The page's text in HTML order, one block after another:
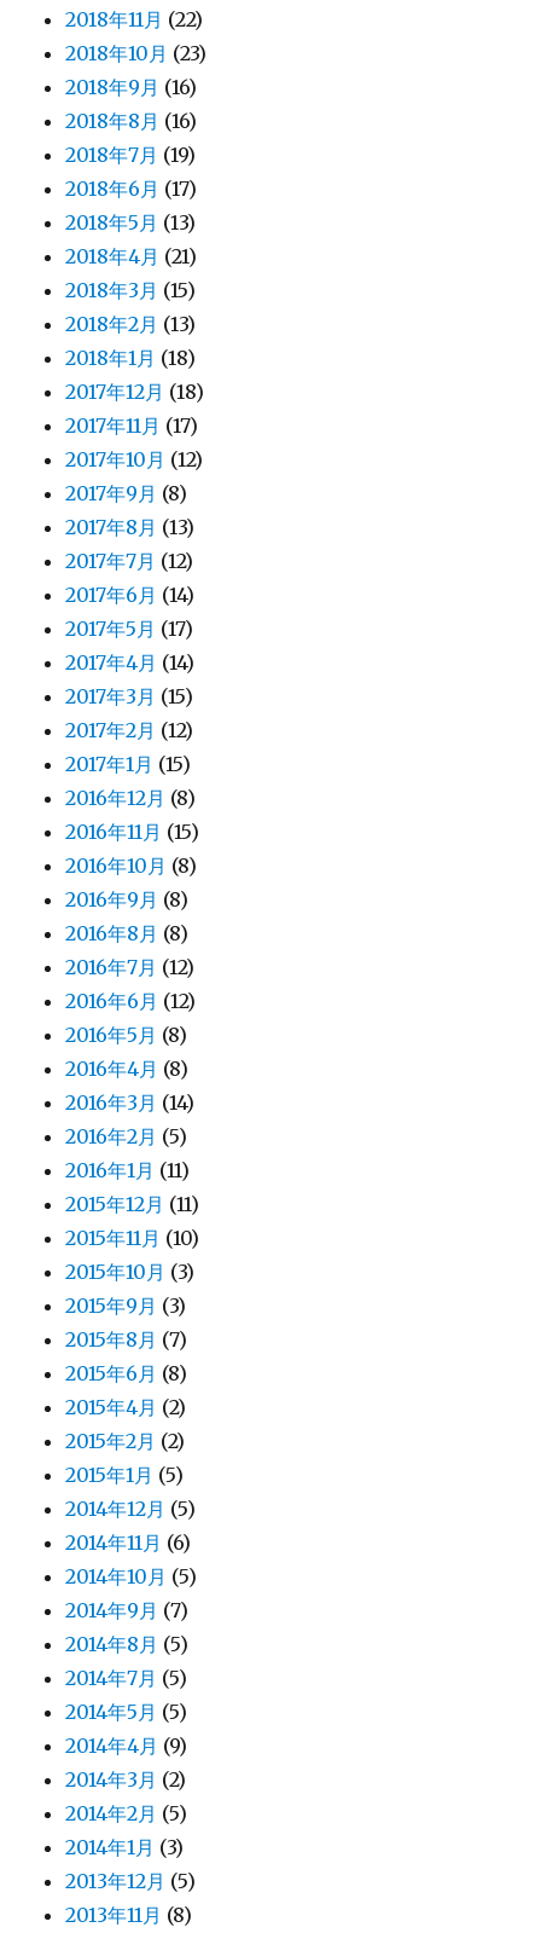
2018年11月 (22)
2018年10月 (23)
2018年9月 (16)
2018年8月 (16)
2018年7月 (19)
2018年6月 (17)
2018年5月 (13)
2018年4月 (21)
2018年3月 (15)
2018年2月 (13)
2018年1月 (18)
2017年12月 (18)
2017年11月 (17)
2017年10月 (12)
2017年9月 (8)
2017年8月 (13)
2017年7月 (12)
2017年6月 (14)
2017年5月 (17)
2017年4月 (14)
2017年3月 (15)
2017年2月 (12)
2017年1月 (15)
2016年12月 (8)
2016年11月 (15)
2016年10月 (8)
2016年9月 (8)
2016年8月 (8)
2016年7月 (12)
2016年6月 (12)
2016年5月 (8)
2016年4月 (8)
2016年3月 (14)
2016年2月 (5)
2016年1月 (11)
2015年12月 (11)
2015年11月 (10)
2015年10月 (3)
2015年9月 (3)
2015年8月 (7)
2015年6月 (8)
2015年4月 (2)
2015年2月 (2)
2015年1月 (5)
2014年12月 (5)
2014年11月 (6)
2014年10月 (5)
2014年9月 (7)
2014年8月 (5)
2014年7月 (5)
2014年5月 (5)
2014年4月 (9)
2014年3月 (2)
2014年2月 (5)
2014年1月 (3)
2013年12月 (5)
2013年11月 (8)